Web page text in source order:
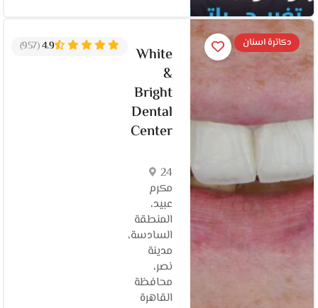
دكاترة اسنان
White
&
Bright
Dental
Center
24
مكرم
عبيد،
المنطقة
السادسة،
مدينة
نصر،
محافظة
القاهرة‬
4.9
(957)